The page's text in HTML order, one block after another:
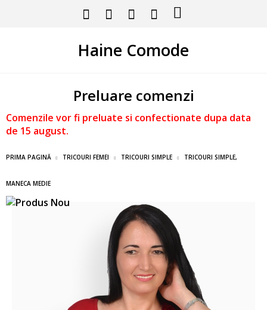
Haine Comode
Preluare comenzi
Comenzile vor fi preluate si confectionate dupa data
de 15 august.
PRIMA PAGINĂ TRICOURI FEMEI TRICOURI SIMPLE TRICOURI SIMPLE,
MANECA MEDIE